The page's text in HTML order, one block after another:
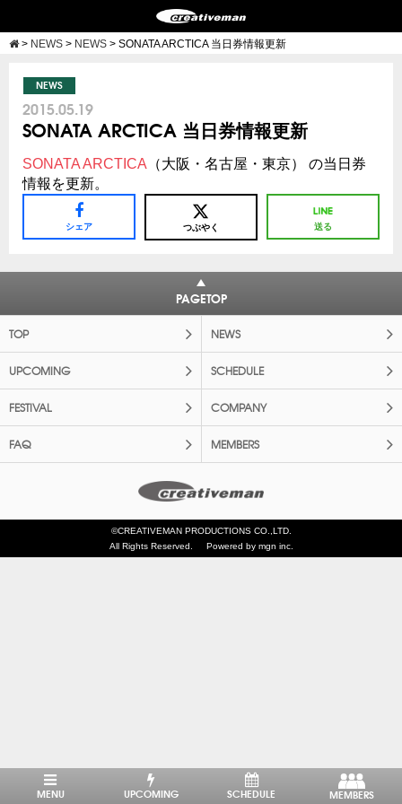
> NEWS > NEWS > SONATA ARCTICA 当日券情報更新
NEWS
2015.05.19
SONATA ARCTICA 当日券情報更新
SONATA ARCTICA （大阪・名古屋・東京） の当日券
情報を更新。
シェア つぶやく 送る
PAGETOP
TOP NEWS
UPCOMING SCHEDULE
FESTIVAL COMPANY
FAQ MEMBERS
©CREATIVEMAN PRODUCTIONS CO.,LTD.
All Rights Reserved.
Powered by mgn inc.
MENU UPCOMING SCHEDULE MEMBERS